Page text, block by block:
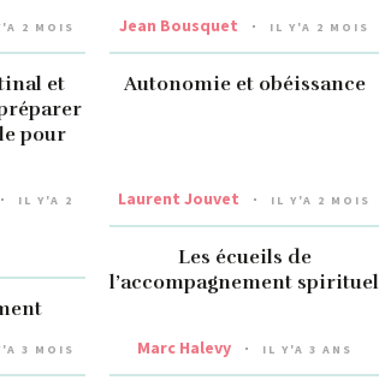
2 MOIS
et
pour
Jean Bousquet IL Y'A 2 MOIS
Autonomie et obéissance
IL Y'A 2 Laurent Jouvet IL Y'A 2 MOIS
Les écueils de
l’accompagnement spirituel
3 MOIS Marc Halevy IL Y'A 3 ANS